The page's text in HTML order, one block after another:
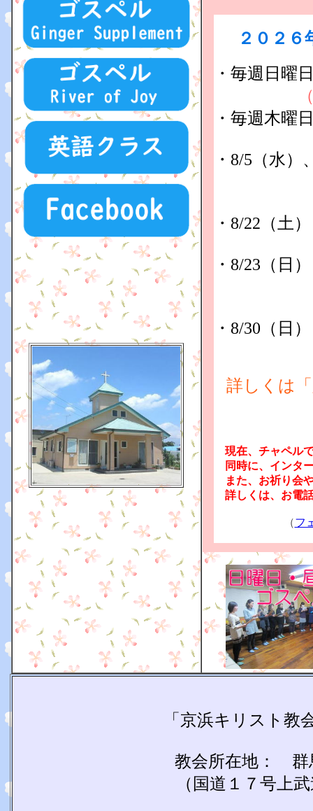
２０２６
・ 毎週日曜
・ 毎週木曜
・ 8/5（水）
・ 8/22（土
・8/23（日
・ 8/30（日
詳しくは
現在、チャペル
同時に、インタ
また、お祈り会
詳しくは、お電
（フ
「京浜キリスト
教会所在地： 群馬
（国道１７号上武